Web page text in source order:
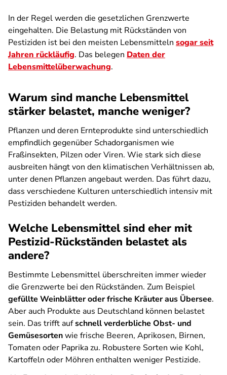
In der Regel werden die gesetzlichen Grenzwerte
eingehalten. Die Belastung mit Rückständen von
Pestiziden ist bei den meisten Lebensmitteln sogar seit
Jahren rückläufig. Das belegen Daten der
Lebensmittelüberwachung.
Warum sind manche Lebensmittel
stärker belastet, manche weniger?
Pflanzen und deren Ernteprodukte sind unterschiedlich
empfindlich gegenüber Schadorganismen wie
Fraßinsekten, Pilzen oder Viren. Wie stark sich diese
ausbreiten hängt von den klimatischen Verhältnissen ab,
unter denen Pflanzen angebaut werden. Das führt dazu,
dass verschiedene Kulturen unterschiedlich intensiv mit
Pestiziden behandelt werden.
Welche Lebensmittel sind eher mit
Pestizid-Rückständen belastet als
andere?
Bestimmte Lebensmittel überschreiten immer wieder
die Grenzwerte bei den Rückständen. Zum Beispiel
gefüllte Weinblätter oder frische Kräuter aus Übersee.
Aber auch Produkte aus Deutschland können belastet
sein. Das trifft aufschnell verderbliche Obst- und
Gemüsesortenwie frische Beeren, Aprikosen, Birnen,
Tomaten oder Paprika zu. Robustere Sorten wie Kohl,
Kartoffeln oder Möhren enthalten weniger Pestizide.